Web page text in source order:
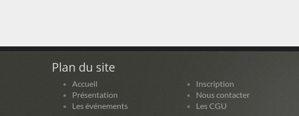
Plan du site
Accueil
Présentation
Les événements
Inscription
Nous contacter
Les CGU